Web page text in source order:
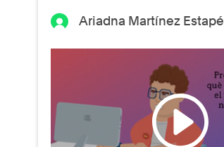
Ariadna Martínez Estapé